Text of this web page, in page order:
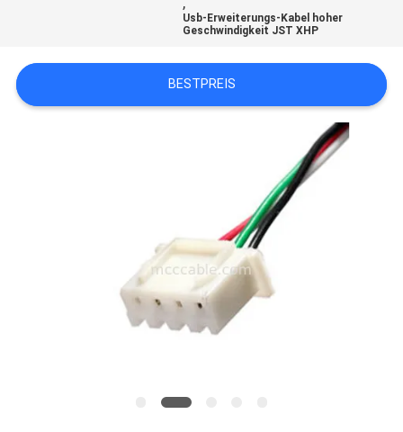
UM
EIN
DATENSCHUTZRICHTLINIE
Usb-Erweiterungs-Kabel hoher
Geschwindigkeit JST XHP
BESTPREIS